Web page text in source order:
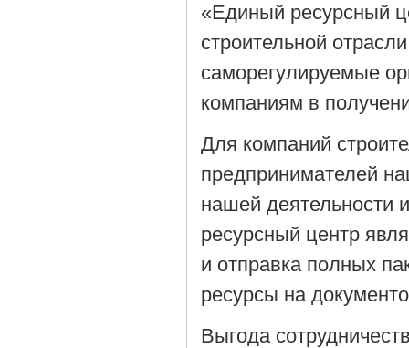
«Единый ресурсный
строительной
саморегулируемые
компаниям в
Для компаний
предпринимателей
нашей деятельности
ресурсный центр
и отправка полных
ресурсы на
Выгода